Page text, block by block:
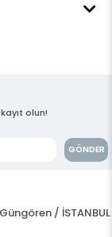
olun!
GÖNDER
/ İSTANBUL